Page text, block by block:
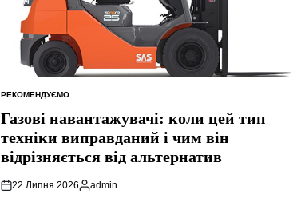
ОПУБЛІКУВАТИ
РЕКОМЕНДУЄМО
Газові навантажувачі: коли цей тип
техніки виправданий і чим він
відрізняється від альтернатив
22 Липня 2026
Опубліковано
admin